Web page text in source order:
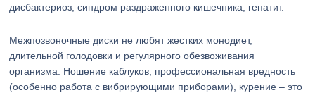
дисбактериоз, синдром раздраженного кишечника, гепатит.
Межпозвоночные диски не любят жестких монодиет,
длительной голодовки и регулярного обезвоживания
организма. Ношение каблуков, профессиональная вредность
(особенно работа с вибрирующими приборами), курение – это